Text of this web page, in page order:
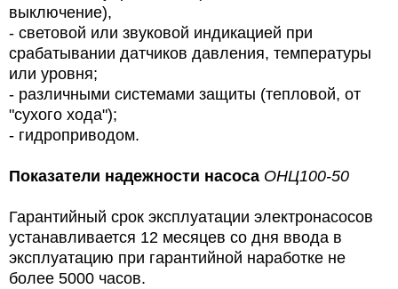
выключение),
- световой или звуковой индикацией при
срабатывании датчиков давления, температуры
или уровня;
- различными системами защиты (тепловой, от
"сухого хода");
- гидроприводом.
Показатели надежности насоса ОНЦ100-50
Гарантийный срок эксплуатации электронасосов
устанавливается 12 месяцев со дня ввода в
эксплуатацию при гарантийной наработке не
более 5000 часов.